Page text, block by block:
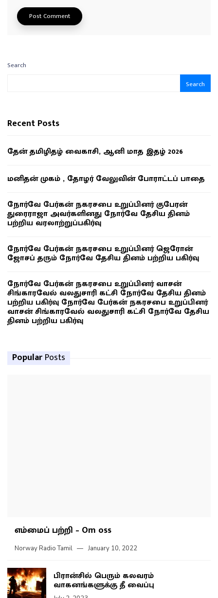
Search
Search
Recent Posts
தேன் தமிழிதழ் வைகாசி, ஆனி மாத இதழ் 2026
மனிதன் முகம் , தோழர் வேலுவின் போராட்டப் பாதை
நோர்வே பேர்கன் நகரசபை உறுப்பினர் குபேரன்
துரைராஜா அவர்களினது நோர்வே தேசிய தினம்
பற்றிய வரலாற்றுப்பகிர்வு
நோர்வே பேர்கன் நகரசபை உறுப்பினர் ஜெரோன்
ஜோசப் தரும் நோர்வே தேசிய தினம் பற்றிய பகிர்வு
நோர்வே பேர்கன் நகரசபை உறுப்பினர் வாசன்
சிங்காரவேல் வலதுசாரி கட்சி நோர்வே தேசிய தினம்
பற்றிய பகிர்வு நோர்வே பேர்கன் நகரசபை உறுப்பினர்
வாசன் சிங்காரவேல் வலதுசாரி கட்சி நோர்வே தேசிய
தினம் பற்றிய பகிர்வு
Popular Posts
எம்மைப் பற்றி – Om oss
Norway Radio Tamil January 10, 2022
பிரான்சில் பெரும் கலவரம்
வாகனங்களுக்கு தீ வைப்பு